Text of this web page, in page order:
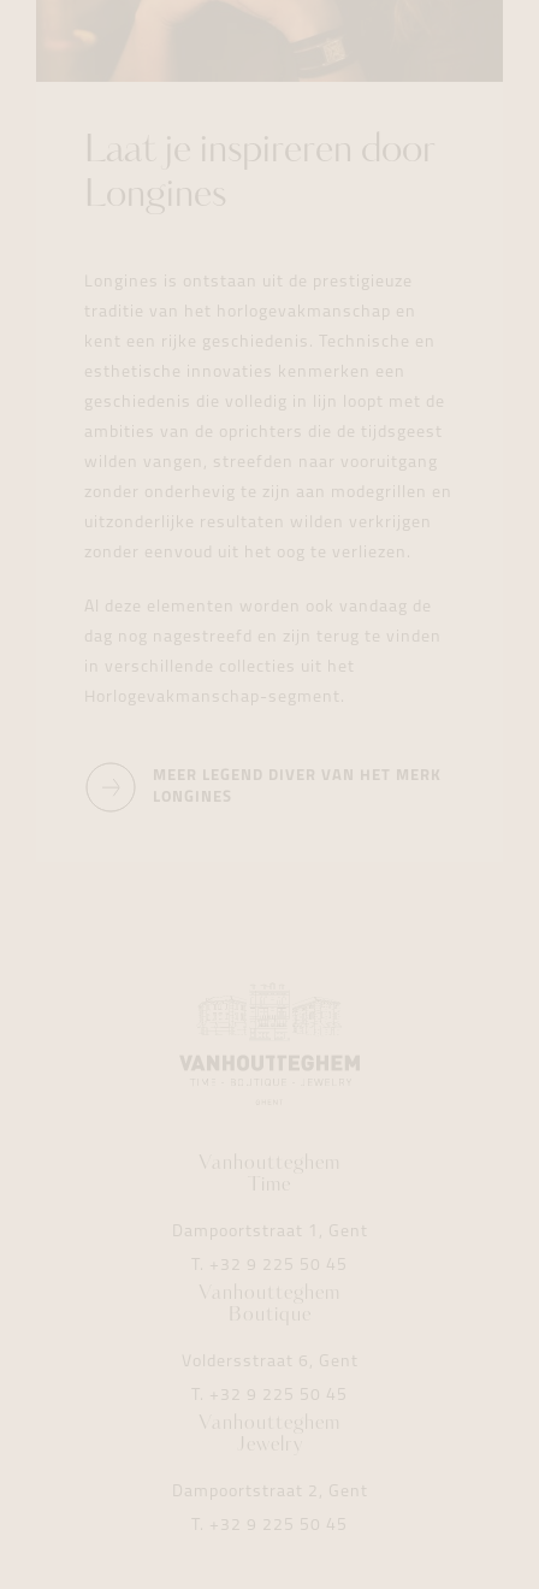
Laat je inspireren door
Longines
Longines is ontstaan uit de prestigieuze
traditie van het horlogevakmanschap en
kent een rijke geschiedenis. Technische en
esthetische innovaties kenmerken een
geschiedenis die volledig in lijn loopt met de
ambities van de oprichters die de tijdsgeest
wilden vangen, streefden naar vooruitgang
zonder onderhevig te zijn aan modegrillen en
uitzonderlijke resultaten wilden verkrijgen
zonder eenvoud uit het oog te verliezen.
Al deze elementen worden ook vandaag de
dag nog nagestreefd en zijn terug te vinden
in verschillende collecties uit het
Horlogevakmanschap-segment.
MEER LEGEND DIVER VAN HET MERK
LONGINES
Vanhoutteghem
Time
Dampoortstraat 1, Gent
T. +32 9 225 50 45
Vanhoutteghem
Boutique
Voldersstraat 6, Gent
T. +32 9 225 50 45
Vanhoutteghem
Jewelry
Dampoortstraat 2, Gent
T. +32 9 225 50 45